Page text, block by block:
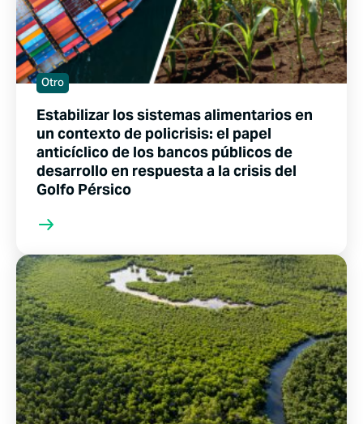
Otro
Estabilizar los sistemas alimentarios en
un contexto de policrisis: el papel
anticíclico de los bancos públicos de
desarrollo en respuesta a la crisis del
Golfo Pérsico